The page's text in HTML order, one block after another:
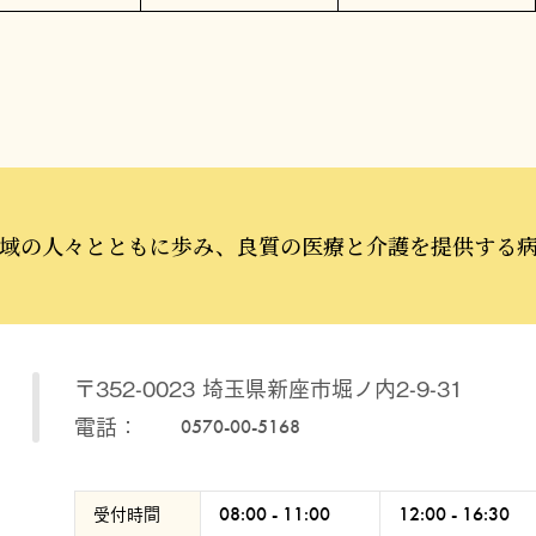
の人々とともに歩み、 良質の医療と介護を提供する
〒352-0023 埼玉県新座市堀ノ内2-9-31
電話：
0570-00-5168
受付時間 08:00 - 11:00 12:00 - 16:30